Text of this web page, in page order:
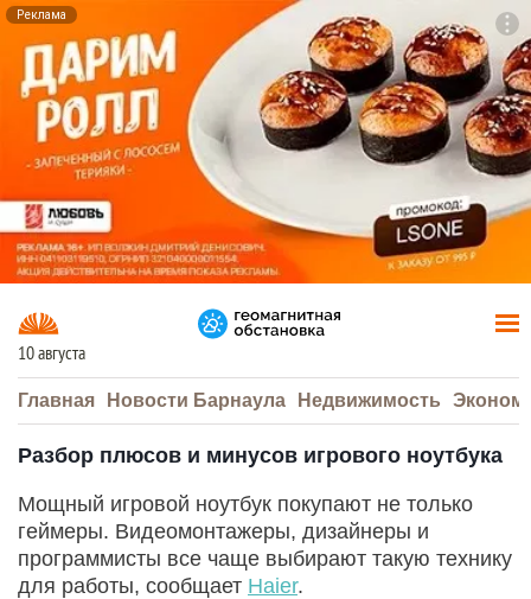
Реклама
10 августа
Главная Новости Барнаула Недвижимость
Разбор плюсов и минусов игрового ноутбука
Мощный игровой ноутбук покупают не только
геймеры. Видеомонтажеры, дизайнеры и
программисты все чаще выбирают такую технику
для работы, сообщает Haier.